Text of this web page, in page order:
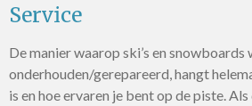
Service
De manier waarop ski’s en snowboards
onderhouden/gerepareerd, hangt
is en hoe ervaren je bent op de piste.